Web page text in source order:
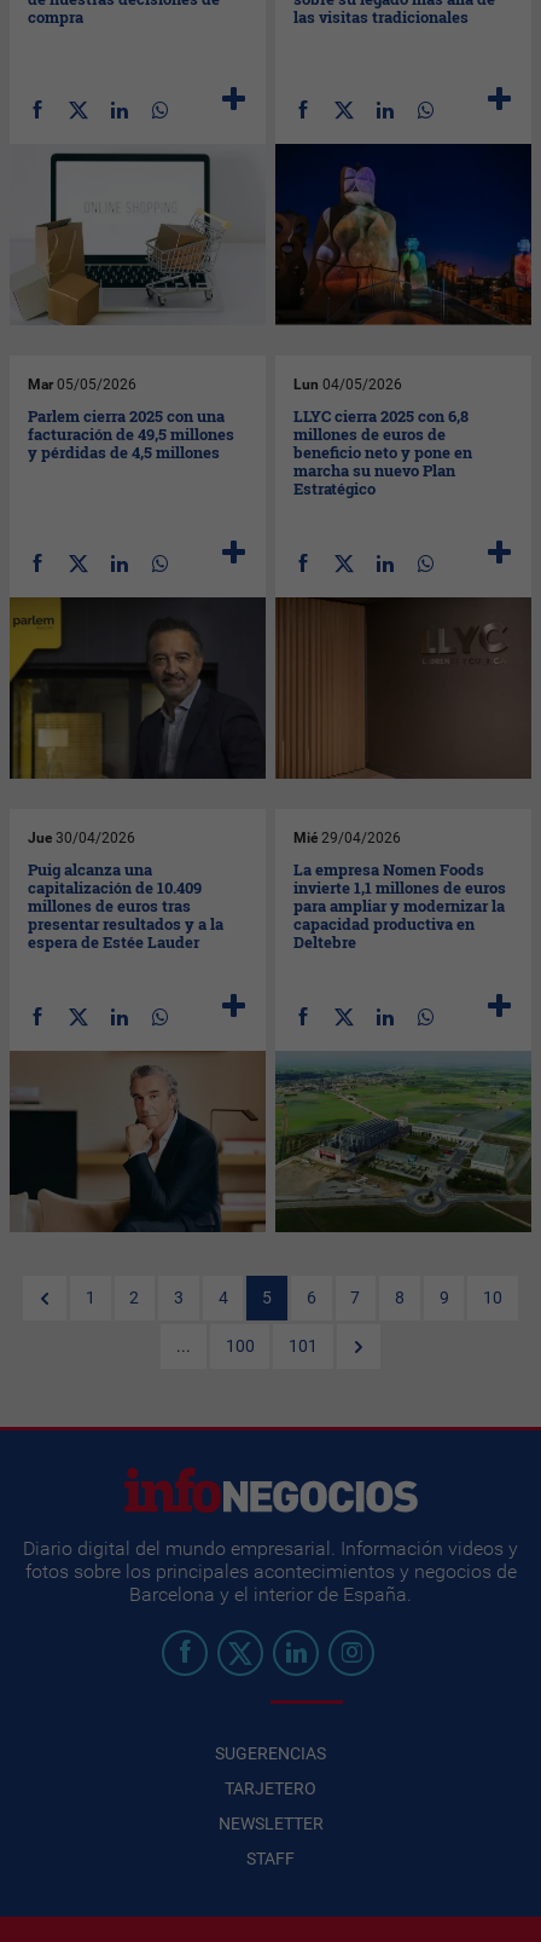
compra
las visitas tradicionales
Mar 05/05/2026
Parlem cierra 2025 con una
facturación de 49,5 millones
y pérdidas de 4,5 millones
Lun 04/05/2026
LLYC cierra 2025 con 6,8
millones de euros de
beneficio neto y pone en
marcha su nuevo Plan
Estratégico
Jue 30/04/2026
Puig alcanza una
capitalización de 10.409
millones de euros tras
presentar resultados y a la
espera de Estée Lauder
Mié 29/04/2026
La empresa Nomen Foods
invierte 1,1 millones de euros
para ampliar y modernizar la
capacidad productiva en
Deltebre
1 2 3 4 5 6 7 8 9 10
... 100 101
Diario digital del mundo empresarial. Información videos y
fotos sobre los principales acontecimientos y negocios de
Barcelona y el interior de España.
SUGERENCIAS
TARJETERO
NEWSLETTER
STAFF